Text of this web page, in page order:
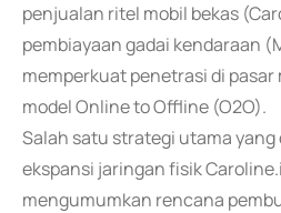
penjualan ritel mobil bekas
pembiayaan gadai kendaraan
memperkuat penetrasi di pasar
model Online to Offline (O2O).
Salah satu strategi utama
ekspansi jaringan fisik
mengumumkan rencana